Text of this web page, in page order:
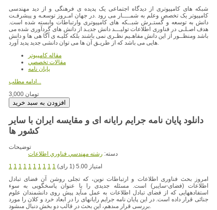
شبکه های کامپیوتری از دیدگاه اجتماعی یک پدیده ی فرهنگی و از دید مهندسی
کامپیوتر یک تخصص وعلم به شمــــار می رود .در جهان امـروز توسعـه و پیشرفـت
دانش به توسعه و گستـرش شبــکه های کامپیوتری وارتباطات وابسته شده است.
هدف اصـلـی در فناوری اطلاعات تولیـــد دانش جدیـد از دانش های گردآوری شده می
باشد ومنظــور از این دانش مفاهـیم نظـری نمی باشند بلکه کلیـه ی آگا هی ها و دانش
هایی می باشد که از طریـق آن ها می توان دانشی جدید پدید آورد.
مقاله کامپیوتر
مقالات تخصصي
پایان نامه
ادامه مطلب...
3,000 تومان
دانلود پایان نامه جرایم رایانه ای و مقایسه ایران با سایر
کشور ها
توضیحات
دسته: رشته مهندسي فناوري اطلاعات
1 1 1 1 1 1 1 1 1 1
امتیاز 5.00 (1 رای)
امروز بحث فناورى اطلاعات و ارتباطات نوین، که تجلى روشن آن فضاى‏ تبادل
اطلاعات (فضاى-سایبر) است. مسئله جدیدى را با عنوان پاسخگویى‏ به سوء
استفاده‏هایى که از فضاى تبادل اطلاعات به عمل مى‏آید پیش روى‏ دانشمندان علوم
جنائى قرار داده است. در این پایان نامه جرایم رایانه‏ای را در ابعاد خرد و کلان را مورد
بررسى‏ قرار مى‏دهم، این بحث در قالب دو بخش دنبال مى‏شود.